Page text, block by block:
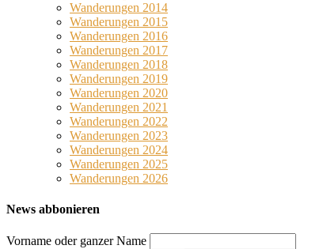
Wanderungen 2014
Wanderungen 2015
Wanderungen 2016
Wanderungen 2017
Wanderungen 2018
Wanderungen 2019
Wanderungen 2020
Wanderungen 2021
Wanderungen 2022
Wanderungen 2023
Wanderungen 2024
Wanderungen 2025
Wanderungen 2026
News abbonieren
Vorname oder ganzer Name